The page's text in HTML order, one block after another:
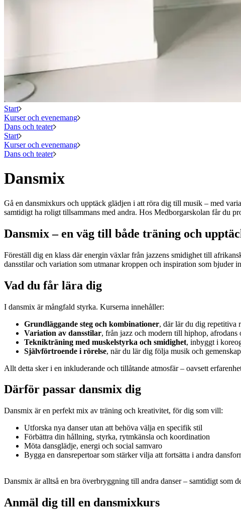
Start
Kurser och evenemang
Dans och teater
Start
Kurser och evenemang
Dans och teater
Dansmix
Gå en dansmixkurs och upptäck glädjen i att röra dig till musik – med
samtidigt ha roligt tillsammans med andra. Hos Medborgarskolan får du
Dansmix – en väg till både träning och
Föreställ dig en klass där energin växlar från jazzens smidighet till
dansstilar och variation som utmanar kroppen och inspiration som bjuder
Vad du får lära dig
I dansmix är mångfald styrka. Kurserna innehåller:
Grundläggande steg och kombinationer, där lär du dig repetitiva
Variation av dansstilar, från jazz och modern till hiphop,
Teknikträning med muskelstyrka och smidighet, inbyggt i
Självförtroende i rörelse, när du lär dig följa musik och
Allt detta sker i en inkluderande och tillåtande atmosfär – oavsett
Därför passar dansmix dig
Dansmix är en perfekt mix av träning och kreativitet, för dig som vill:
Utforska nya danser utan att behöva välja en specifik stil
Förbättra din hållning, styrka, rytmkänsla och koordination
Möta dansglädje, energi och social samvaro
Bygga en dansrepertoar som stärker vilja att fortsätta i andra
Dansmix är alltså en bra överbryggning till andra danser – samtidigt som
Anmäl dig till en dansmixkurs